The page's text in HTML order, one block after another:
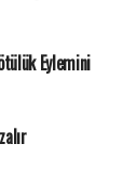
Eylemini